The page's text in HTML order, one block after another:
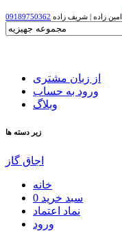
09189750362 امین زاده | شریف زاده
از زبان مشتری
ورود به حساب
وبلاگ
زیر دسته ها
اجاق گاز
خانه
0 سبد خرید
نماد اعتماد
ورود